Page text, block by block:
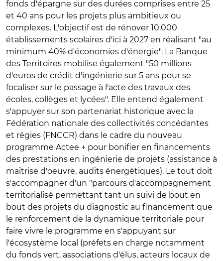
fonds d'épargne sur des durées comprises entre 25
et 40 ans pour les projets plus ambitieux ou
complexes. L'objectif est de rénover 10.000
établissements scolaires d'ici à 2027 en réalisant "au
minimum 40% d'économies d'énergie". La Banque
des Territoires mobilise également "50 millions
d'euros de crédit d'ingénierie sur 5 ans pour se
focaliser sur le passage à l'acte des travaux des
écoles, collèges et lycées". Elle entend également
s'appuyer sur son partenariat historique avec la
Fédération nationale des collectivités concédantes
et régies (FNCCR) dans le cadre du nouveau
programme Actee + pour bonifier en financements
des prestations en ingénierie de projets (assistance à
maîtrise d'oeuvre, audits énergétiques). Le tout doit
s'accompagner d'un "parcours d'accompagnement
territorialisé permettant tant un suivi de bout en
bout des projets du diagnostic au financement que
le renforcement de la dynamique territoriale pour
faire vivre le programme en s'appuyant sur
l'écosystème local (préfets en charge notamment
du fonds vert, associations d'élus, acteurs locaux de